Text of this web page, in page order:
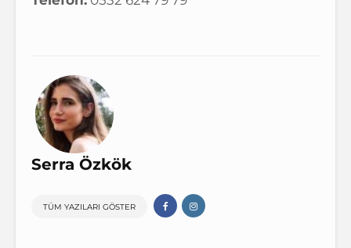
Serra Özkök
TÜM YAZILARI GÖSTER